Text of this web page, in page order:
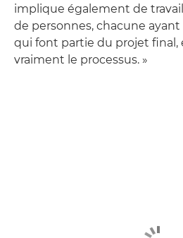
implique également de
de personnes, chacune ayant
qui font partie du projet final,
vraiment le processus. »